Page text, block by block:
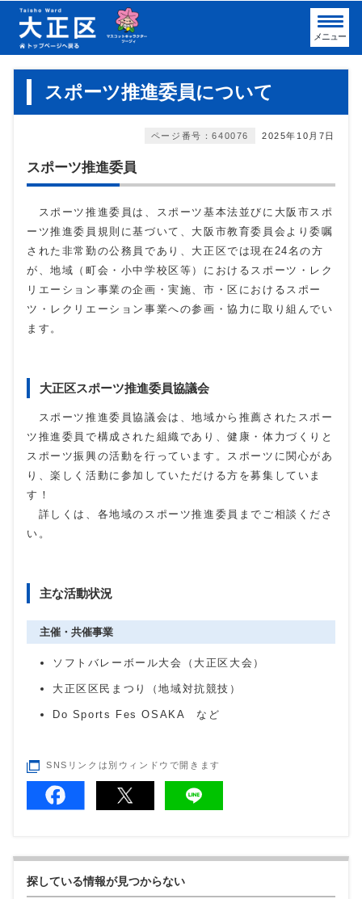
メニュー
スポーツ推進委員について
2025年10月7日
ページ番号：640076
スポーツ推進委員
スポーツ推進委員は、スポーツ基本法並びに大阪市スポ
ーツ推進委員規則に基づいて、大阪市教育委員会より委嘱
された非常勤の公務員であり、大正区では現在24名の方
が、地域（町会・小中学校区等）におけるスポーツ・レク
リエーション事業の企画・実施、市・区におけるスポー
ツ・レクリエーション事業への参画・協力に取り組んでい
ます。
大正区スポーツ推進委員協議会
スポーツ推進委員協議会は、地域から推薦されたスポー
ツ推進委員で構成された組織であり、健康・体力づくりと
スポーツ振興の活動を行っています。スポーツに関心があ
り、楽しく活動に参加していただける方を募集していま
す！
詳しくは、各地域のスポーツ推進委員までご相談くださ
い。
主な活動状況
主催・共催事業
ソフトバレーボール大会（大正区大会）
大正区区民まつり（地域対抗競技）
Do Sports Fes OSAKA など
SNSリンクは別ウィンドウで開きます
探している情報が見つからない